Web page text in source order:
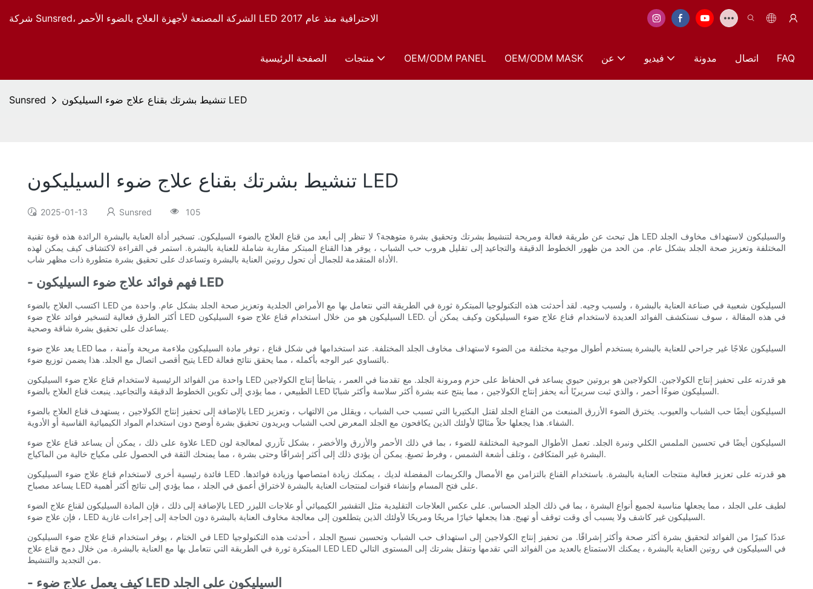
شركة Sunsred، الشركة المصنعة لأجهزة العلاج بالضوء الأحمر LED الاحترافية منذ عام 2017
الصفحة الرئيسية منتجات OEM/ODM PANEL OEM/ODM MASK عن فيديو مدونة اتصال FAQ
Sunsred تنشيط بشرتك بقناع علاج ضوء السيليكون LED
تنشيط بشرتك بقناع علاج ضوء السيليكون LED
2025-01-13 Sunsred 105
هل تبحث عن طريقة فعالة ومريحة لتنشيط بشرتك وتحقيق بشرة متوهجة؟ لا تنظر إلى أبعد من قناع العلاج بالضوء السيليكون. تسخير أداة العناية بالبشرة الرائدة هذه قوة تقنية LED والسيليكون لاستهداف مخاوف الجلد
المختلفة وتعزيز صحة الجلد بشكل عام. من الحد من ظهور الخطوط الدقيقة والتجاعيد إلى تقليل هروب حب الشباب ، يوفر هذا القناع المبتكر مقاربة شاملة للعناية بالبشرة. استمر في القراءة لاكتشاف كيف يمكن لهذه
الأداة المتقدمة للجمال أن تحول روتين العناية بالبشرة وتساعدك على تحقيق بشرة متطورة ذات مظهر شاب.
- فهم فوائد علاج ضوء السيليكون LED
اكتسب العلاج بالضوء LED السيليكون شعبية في صناعة العناية بالبشرة ، ولسبب وجيه. لقد أحدثت هذه التكنولوجيا المبتكرة ثورة في الطريقة التي نتعامل بها مع الأمراض الجلدية وتعزيز صحة الجلد بشكل عام. واحدة من
أكثر الطرق فعالية لتسخير فوائد علاج ضوء LED السيليكون هو من خلال استخدام قناع علاج ضوء السيليكون LED. في هذه المقالة ، سوف نستكشف الفوائد العديدة لاستخدام قناع علاج ضوء السيليكون وكيف يمكن أن
يساعدك على تحقيق بشرة شاقة وصحية.
يعد علاج ضوء LED السيليكون علاجًا غير جراحي للعناية بالبشرة يستخدم أطوال موجية مختلفة من الضوء لاستهداف مخاوف الجلد المختلفة. عند استخدامها في شكل قناع ، توفر مادة السيليكون ملاءمة مريحة وآمنة ، مما
يتيح أقصى اتصال مع الجلد. هذا يضمن توزيع ضوء LED بالتساوي عبر الوجه بأكمله ، مما يحقق نتائج فعالة.
واحدة من الفوائد الرئيسية لاستخدام قناع علاج ضوء السيليكون LED هو قدرته على تحفيز إنتاج الكولاجين. الكولاجين هو بروتين حيوي يساعد في الحفاظ على حزم ومرونة الجلد. مع تقدمنا ​​في العمر ، يتباطأ إنتاج الكولاجين
الطبيعي ، مما يؤدي إلى تكوين الخطوط الدقيقة والتجاعيد. ينبعث قناع العلاج بالضوء LED السيليكون ضوءًا أحمر ، والذي ثبت سريريًا أنه يحفز إنتاج الكولاجين ، مما ينتج عنه بشرة أكثر سلاسة وأكثر شبابًا.
بالإضافة إلى تحفيز إنتاج الكولاجين ، يستهدف قناع العلاج بالضوء LED السيليكون أيضًا حب الشباب والعيوب. يخترق الضوء الأزرق المنبعث من القناع الجلد لقتل البكتيريا التي تسبب حب الشباب ، ويقلل من الالتهاب ، وتعزيز
الشفاء. هذا يجعلها حلاً مثاليًا لأولئك الذين يكافحون مع الجلد المعرض لحب الشباب ويريدون تحقيق بشرة أوضح دون استخدام المواد الكيميائية القاسية أو الأدوية.
علاوة على ذلك ، يمكن أن يساعد قناع علاج ضوء LED السيليكون أيضًا في تحسين الملمس الكلي ونبرة الجلد. تعمل الأطوال الموجية المختلفة للضوء ، بما في ذلك الأحمر والأزرق والأخضر ، بشكل تآزري لمعالجة لون
البشرة غير المتكافئ ، وتلف أشعة الشمس ، وفرط تصبغ. يمكن أن يؤدي ذلك إلى أكثر إشراقًا وحتى بشرة ، مما يمنحك الثقة في الحصول على مكياج خالية من الماكياج.
فائدة رئيسية أخرى لاستخدام قناع علاج ضوء السيليكون LED هو قدرته على تعزيز فعالية منتجات العناية بالبشرة. باستخدام القناع بالتزامن مع الأمصال والكريمات المفضلة لديك ، يمكنك زيادة امتصاصها وزيادة فوائدها.
يساعد مصباح LED على فتح المسام وإنشاء قنوات لمنتجات العناية بالبشرة لاختراق أعمق في الجلد ، مما يؤدي إلى نتائج أكثر أهمية.
بالإضافة إلى ذلك ، فإن المادة السيليكون لقناع علاج الضوء LED لطيف على الجلد ، مما يجعلها مناسبة لجميع أنواع البشرة ، بما في ذلك الجلد الحساس. على عكس العلاجات التقليدية مثل التقشير الكيميائي أو علاجات الليزر
، فإن علاج ضوء LED السيليكون غير كاشف ولا يسبب أي وقت توقف أو تهيج. هذا يجعلها خيارًا مريحًا ومريحًا لأولئك الذين يتطلعون إلى معالجة مخاوف العناية بالبشرة دون الحاجة إلى إجراءات غازية.
في الختام ، يوفر استخدام قناع علاج ضوء السيليكون LED عددًا كبيرًا من الفوائد لتحقيق بشرة أكثر صحة وأكثر إشراقًا. من تحفيز إنتاج الكولاجين إلى استهداف حب الشباب وتحسين نسيج الجلد ، أحدثت هذه التكنولوجيا
المبتكرة ثورة في الطريقة التي نتعامل بها مع العناية بالبشرة. من خلال دمج قناع علاج LED LED في السيليكون في روتين العناية بالبشرة ، يمكنك الاستمتاع بالعديد من الفوائد التي تقدمها وتنقل بشرتك إلى المستوى التالي
من التجديد والتنشيط.
- كيف يعمل علاج ضوء LED السيليكون على الجلد